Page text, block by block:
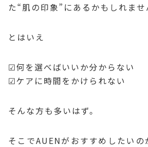
た“肌の印象”にあるかもしれませ
とはいえ
☑何を選べばいいか分からない
☑ケアに時間をかけられない
そんな方も多いはず。
そこでAUENがおすすめしたいの